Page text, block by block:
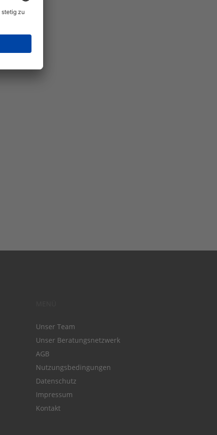
Unser Team
Unser Beratungsnetzwerk
AGB
Nutzungsbedingungen
Datenschutz
Impressum
Kontakt